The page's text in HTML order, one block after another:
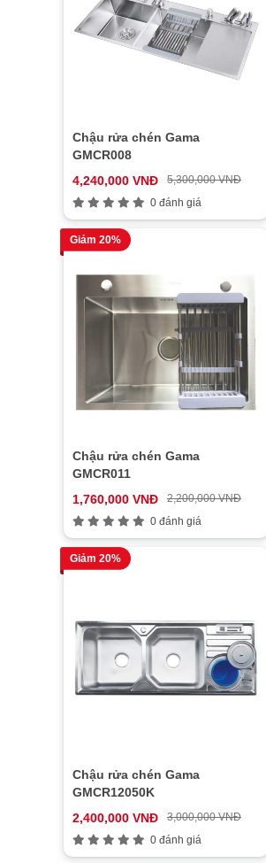
Chậu rửa chén Gama
GMCR008
4,240,000 VNĐ
5,300,000 VNĐ
0 đánh giá
Giảm 20%
Chậu rửa chén Gama
GMCR011
1,760,000 VNĐ
2,200,000 VNĐ
0 đánh giá
Giảm 20%
Chậu rửa chén Gama
GMCR12050K
2,400,000 VNĐ
3,000,000 VNĐ
0 đánh giá